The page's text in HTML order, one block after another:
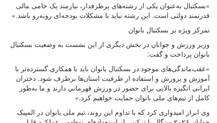
«بسکتبال به‌عنوان یکی از رشته‌های پرطرفدار، نیازمند یک حامی مالی
قدرتمند دولتی است. این رشته نباید با مشکلات بودجه‌ای روبه‌رو باشد.»
تمرکز ویژه بر بسکتبال بانوان
وزیر ورزش و جوانان در بخش دیگری از این نشست به وضعیت بسکتبال
بانوان پرداخت و گفت:
«عقب‌ماندگی‌های موجود در بسکتبال بانوان باید با همکاری گسترده‌تر با
آموزش‌ و پرورش و استفاده از ظرفیت استان‌ها برطرف شود. دختران
ایرانی انگیزه بالایی برای حضور در ورزش قهرمانی دارند و ما به‌طور
کامل از تیم‌های ملی بانوان حمایت خواهیم کرد.»
وی ابراز امیدواری کرد که با تداوم این روند، تیم ملی بانوان در المپیک